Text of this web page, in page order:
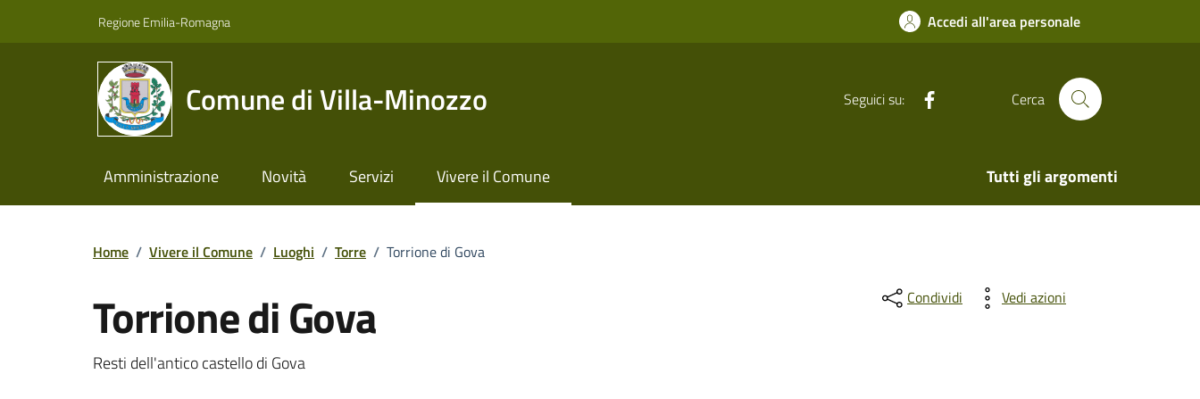
Regione Emilia-Romagna Accedi all'area personale
Comune di Villa-Minozzo Seguici su: Cerca
Amministrazione Novità Servizi Vivere il Comune Tutti gli argomenti
Home / Vivere il Comune / Luoghi / Torre / Torrione di Gova
Torrione di Gova
Descrizione
Resti dell'antico castello di Gova
Condividi Vedi azioni